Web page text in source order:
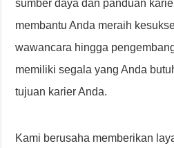
sumber daya dan panduan
membantu Anda meraih
wawancara hingga
memiliki segala yang Anda
tujuan karier Anda.
Kami berusaha memberikan